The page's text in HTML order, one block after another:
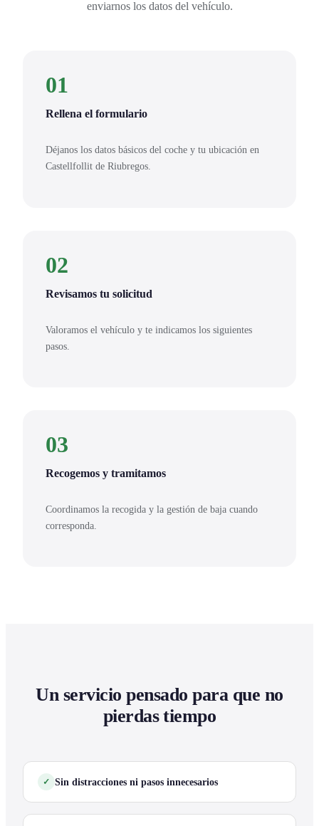
enviarnos los datos del vehículo.
01
Rellena el formulario
Déjanos los datos básicos del coche y tu ubicación en
Castellfollit de Riubregos.
02
Revisamos tu solicitud
Valoramos el vehículo y te indicamos los siguientes
pasos.
03
Recogemos y tramitamos
Coordinamos la recogida y la gestión de baja cuando
corresponda.
Un servicio pensado para que no
pierdas tiempo
Sin distracciones ni pasos innecesarios